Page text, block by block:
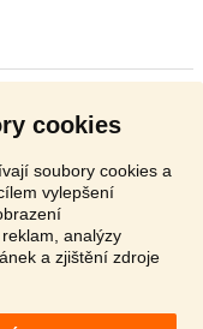
cookies
soubory cookies a
vylepšení
analýzy
a zjištění zdroje
24,25 6,- 1978/17 3 ...
Podmínky,Ochrana údajů,